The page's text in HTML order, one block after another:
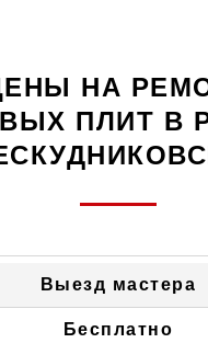
НА
ПЛИТ В
Выезд мастера
Бесплатно